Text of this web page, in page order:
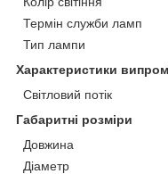
Термін служби ламп
Тип лампи
Характеристики
Світловий потік
Габаритні розміри
Довжина
Діаметр